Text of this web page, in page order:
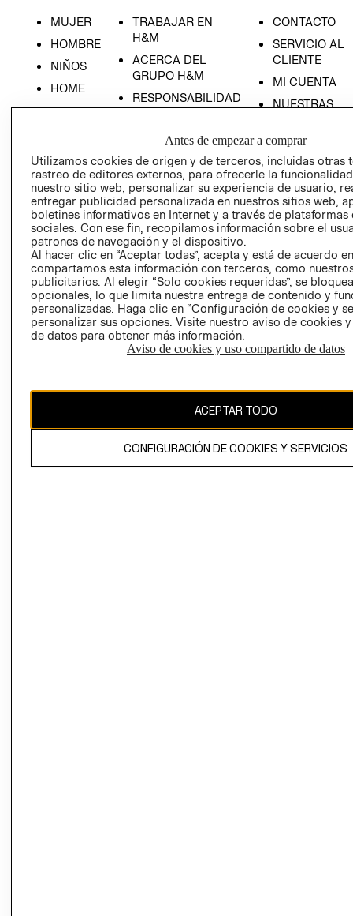
MUJER
HOMBRE
NIÑOS
HOME
TRABAJAR EN
H&M
ACERCA DEL
GRUPO H&M
RESPONSABILIDAD
PRENSA
RELACIÓN CON
INVERSIONISTAS
POLÍTICA
EMPRESARIAL
CONTACTO
SERVICIO AL
CLIENTE
MI CUENTA
NUESTRAS
- RETIRO EN
TIENDA
TÉRMINOS Y
CONDICIONES
AVISO DE
PRIVACIDAD
GIFT CARD
AVISO DE
COOKIES
Antes de empezar a comprar
Utilizamos cookies de origen y de terceros, incluidas otras
rastreo de editores externos, para ofrecerle la
nuestro sitio web, personalizar su experiencia de usuario,
entregar publicidad personalizada en nuestros sitios web,
boletines informativos en Internet y a través de plataformas
sociales. Con ese fin, recopilamos información sobre el
patrones de navegación y el dispositivo.
Al hacer clic en “Aceptar todas”, acepta y está de acuerdo
compartamos esta información con terceros, como
publicitarios. Al elegir “Solo cookies requeridas”, se
opcionales, lo que limita nuestra entrega de contenido y
personalizadas. Haga clic en “Configuración de cookies y
personalizar sus opciones. Visite nuestro aviso de cookies
de datos para obtener más información.
Aviso de cookies y uso compartido de datos
ACEPTAR TODO
CONFIGURACIÓN DE COOKIES Y SERVICIOS